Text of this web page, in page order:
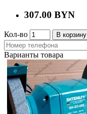
307.00 BYN
Кол-во
В корзину
Варианты товара